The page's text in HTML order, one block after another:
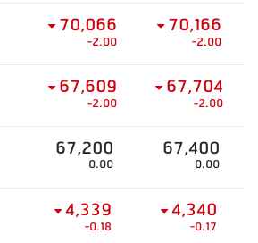
70,066
-2.00
70,166
-2.00
67,609
-2.00
67,704
-2.00
67,200
0.00
67,400
0.00
4,339
-0.18
4,340
-0.17